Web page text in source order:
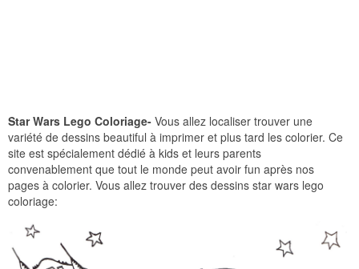
Star Wars Lego Coloriage- Vous allez localiser trouver une
variété de dessins beautiful à imprimer et plus tard les colorier. Ce
site est spécialement dédié à kids et leurs parents
convenablement que tout le monde peut avoir fun après nos
pages à colorier. Vous allez trouver des dessins star wars lego
coloriage: